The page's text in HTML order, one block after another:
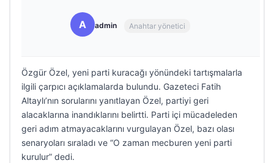
A admin Anahtar yönetici
Özgür Özel, yeni parti kuracağı yönündeki tartışmalarla
ilgili çarpıcı açıklamalarda bulundu. Gazeteci Fatih
Altaylı’nın sorularını yanıtlayan Özel, partiyi geri
alacaklarına inandıklarını belirtti. Parti içi mücadeleden
geri adım atmayacaklarını vurgulayan Özel, bazı olası
senaryoları sıraladı ve “O zaman mecburen yeni parti
kurulur” dedi.